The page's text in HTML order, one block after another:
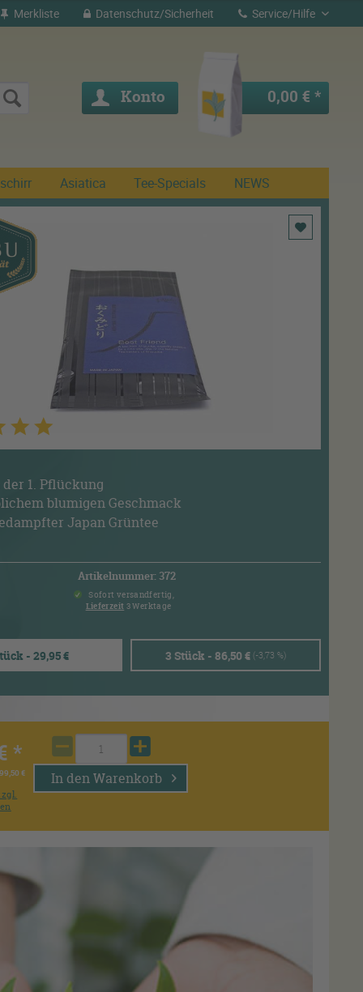
Merkliste Datenschutz/Sicherheit Service/Hilfe
Konto 0,00 € *
Asiatica Tee-Specials NEWS
der 1. Pflückung
blumigen Geschmack
Japan Grüntee
Artikelnummer: 372
Sofort versandfertig,
Lieferzeit 3 Werktage
- 29,95 € 3 Stück - 86,50 € (-3,73 %)
*
€
In denWarenkorb